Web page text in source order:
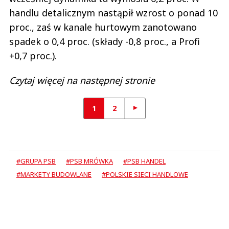
handlu detalicznym nastąpił wzrost o ponad 10
proc., zaś w kanale hurtowym zanotowano
spadek o 0,4 proc. (składy -0,8 proc., a Profi
+0,7 proc.).
Czytaj więcej na następnej stronie
1 2
#GRUPA PSB #PSB MRÓWKA
#PSB HANDEL
#MARKETY BUDOWLANE
#POLSKIE SIECI HANDLOWE